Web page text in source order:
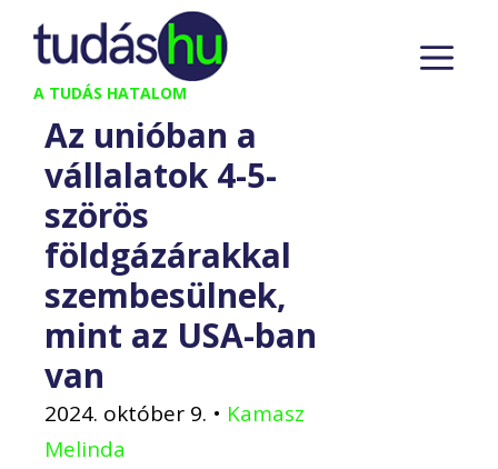
Kilépés
tartalomba
A TUDÁS HATALOM
Az unióban a
vállalatok 4-5-
szörös
földgázárakkal
szembesülnek,
mint az USA-ban
van
2024. október 9. • Kamasz
Melinda